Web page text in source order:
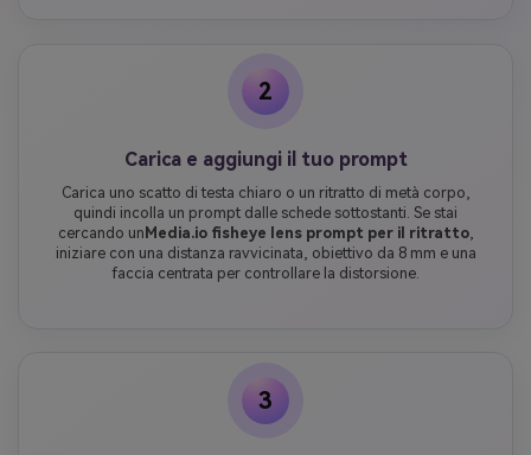
2
Carica e aggiungi il tuo prompt
Carica uno scatto di testa chiaro o un ritratto di metà corpo,
quindi incolla un prompt dalle schede sottostanti. Se stai
cercando un Media.io fisheye lens prompt per il ritratto,
iniziare con una distanza ravvicinata, obiettivo da 8 mm e una
faccia centrata per controllare la distorsione.
3